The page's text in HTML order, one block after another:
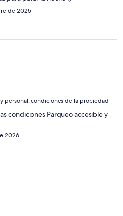
de 2025
y personal, condiciones de la propiedad
condiciones Parqueo accesible y
2026